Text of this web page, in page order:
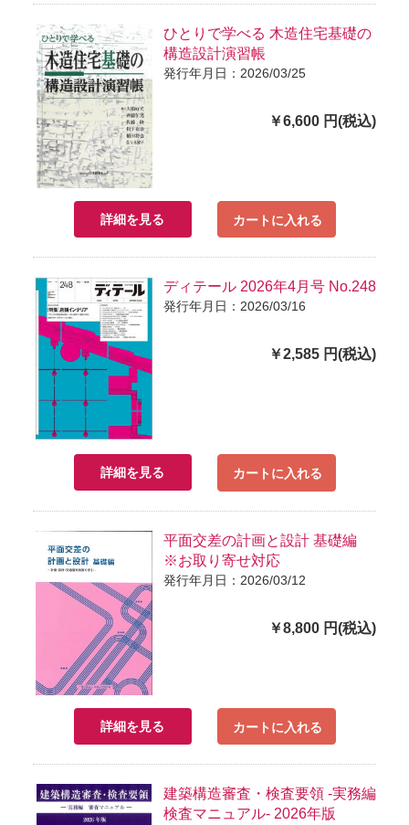
ひとりで学べる 木造住宅基礎の
構造設計演習帳
発行年月日：2026/03/25
￥6,600 円(税込)
詳細を見る カートに入れる
ディテール 2026年4月号 No.248
発行年月日：2026/03/16
￥2,585 円(税込)
詳細を見る カートに入れる
平面交差の計画と設計 基礎編
※お取り寄せ対応
発行年月日：2026/03/12
￥8,800 円(税込)
詳細を見る カートに入れる
建築構造審査・検査要領 -実務編
検査マニュアル- 2026年版